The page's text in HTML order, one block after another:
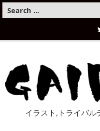
イラスト,トライバ